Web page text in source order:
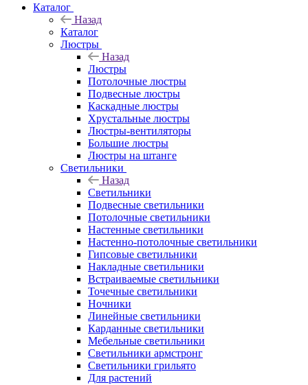
Каталог
Назад
Каталог
Люстры
Назад
Люстры
Потолочные люстры
Подвесные люстры
Каскадные люстры
Хрустальные люстры
Люстры-вентиляторы
Большие люстры
Люстры на штанге
Светильники
Назад
Светильники
Подвесные светильники
Потолочные светильники
Настенные светильники
Настенно-потолочные светильники
Гипсовые светильники
Накладные светильники
Встраиваемые светильники
Точечные светильники
Ночники
Линейные светильники
Карданные светильники
Мебельные светильники
Светильники армстронг
Светильники грильято
Для растений